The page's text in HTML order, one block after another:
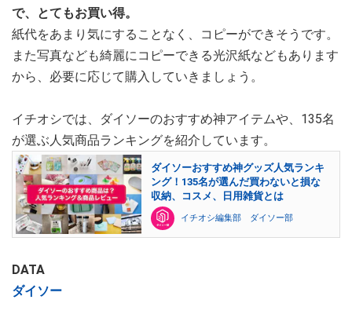
で、とてもお買い得。
紙代をあまり気にすることなく、コピーができそうです。
また写真なども綺麗にコピーできる光沢紙などもあります
から、必要に応じて購入していきましょう。
イチオシでは、ダイソーのおすすめ神アイテムや、135名
が選ぶ人気商品ランキングを紹介しています。
ダイソーおすすめ神グッズ人気ランキ
ング！135名が選んだ買わないと損な
収納、コスメ、日用雑貨とは
イチオシ編集部 ダイソー部
DATA
ダイソー